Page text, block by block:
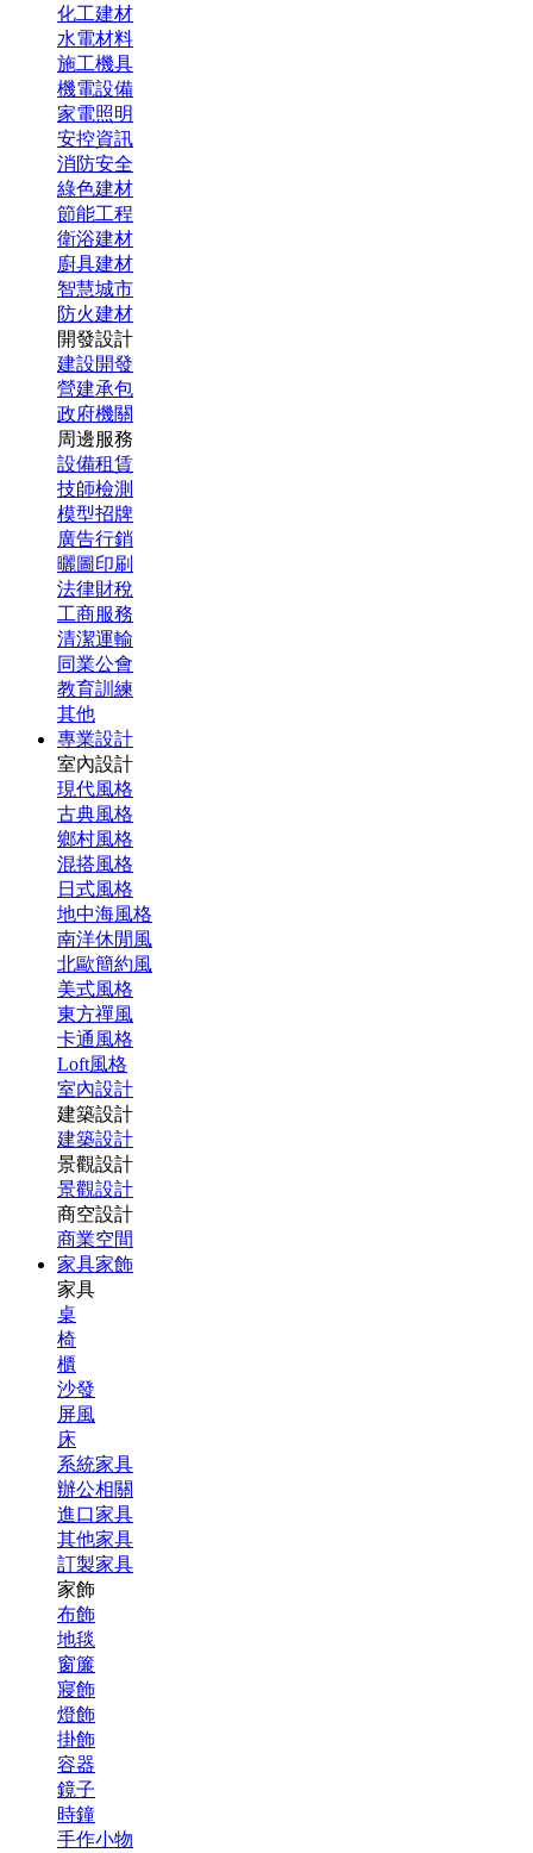
化工建材
水電材料
施工機具
機電設備
家電照明
安控資訊
消防安全
綠色建材
節能工程
衛浴建材
廚具建材
智慧城市
防火建材
開發設計
建設開發
營建承包
政府機關
周邊服務
設備租賃
技師檢測
模型招牌
廣告行銷
曬圖印刷
法律財稅
工商服務
清潔運輸
同業公會
教育訓練
其他
專業設計
室內設計
現代風格
古典風格
鄉村風格
混搭風格
日式風格
地中海風格
南洋休閒風
北歐簡約風
美式風格
東方禪風
卡通風格
Loft風格
室內設計
建築設計
建築設計
景觀設計
景觀設計
商空設計
商業空間
家具家飾
家具
桌
椅
櫃
沙發
屏風
床
系統家具
辦公相關
進口家具
其他家具
訂製家具
家飾
布飾
地毯
窗簾
寢飾
燈飾
掛飾
容器
鏡子
時鐘
手作小物